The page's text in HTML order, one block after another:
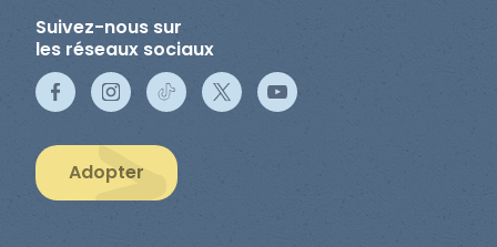
Suivez-nous sur
les réseaux sociaux
Adopter